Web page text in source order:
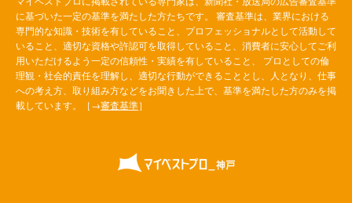
に基づいた一定の基準を満たした方たちです。 審査基準は、業界における
専門的な知識・技術を有していること、プロフェッショナルとして活動して
いること、適切な資格や許認可を取得していること、消費者に安心してご利
用いただけるよう一定の信頼性・実績を有していること、 プロとしての倫
理観・社会的責任を理解し、適切な行動ができることとし、人となり、仕事
への考え方、取り組み方などをお聞きした上で、基準を満たした方のみを掲
載しています。［→審査基準］